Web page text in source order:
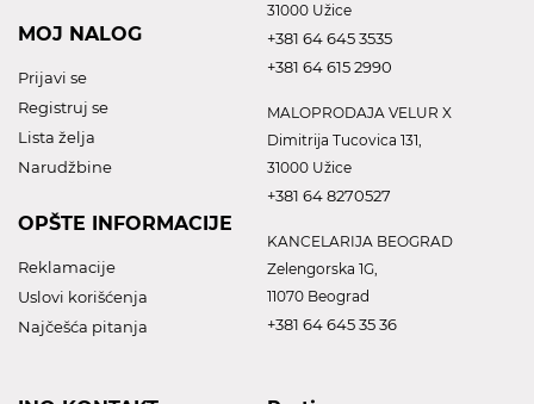
MOJ NALOG
Prijavi se
Registruj se
Lista želja
Narudžbine
OPŠTE INFORMACIJE
Reklamacije
Uslovi korišćenja
Najčešća pitanja
31000 Užice
+381 64 645 3535
+381 64 615 2990
MALOPRODAJA VELUR X
Dimitrija Tucovica 131,
31000 Užice
+381 64 8270527
KANCELARIJA BEOGRAD
Zelengorska 1G,
11070 Beograd
+381 64 645 35 36